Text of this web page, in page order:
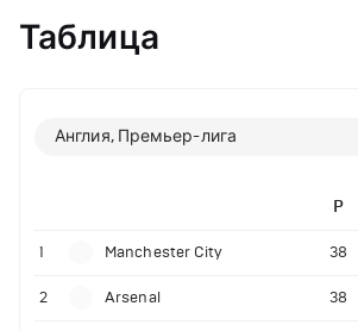
Таблица
Англия, Премьер-лига
P
1 Manchester City 38
2 Arsenal 38